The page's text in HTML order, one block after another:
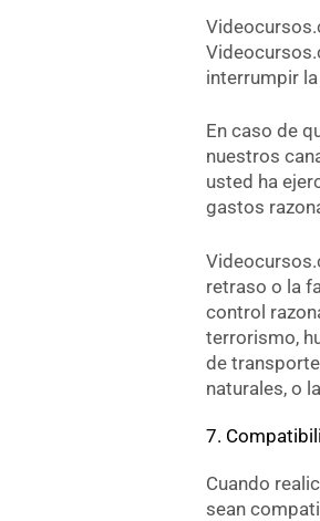
interrumpir
En caso de
nuestros
usted ha
gastos
retraso o la
control
terrorismo,
de
naturales, o
7.
Cuando
sean